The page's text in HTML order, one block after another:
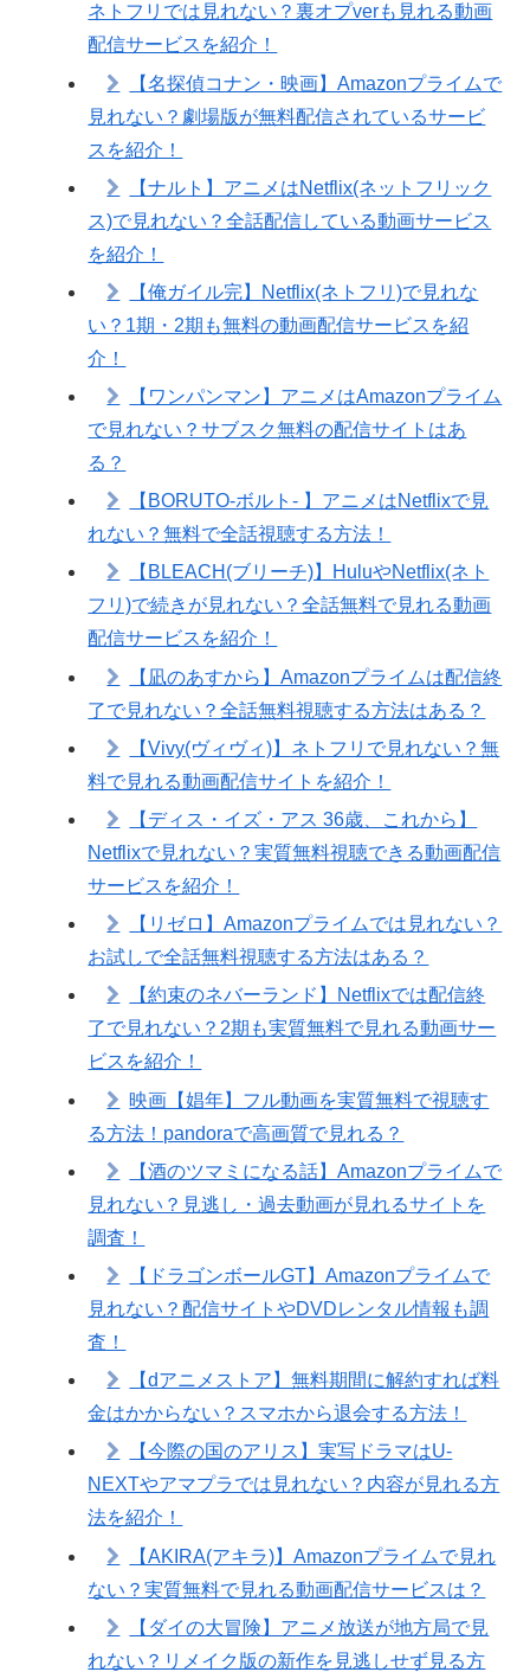
ネトフリでは見れない？裏オプverも見れる動画
配信サービスを紹介！
【名探偵コナン・映画】Amazonプライムで
見れない？劇場版が無料配信されているサービ
スを紹介！
【ナルト】アニメはNetflix(ネットフリック
ス)で見れない？全話配信している動画サービス
を紹介！
【俺ガイル完】Netflix(ネトフリ)で見れな
い？1期・2期も無料の動画配信サービスを紹
介！
【ワンパンマン】アニメはAmazonプライム
で見れない？サブスク無料の配信サイトはあ
る？
【BORUTO-ボルト- 】アニメはNetflixで見
れない？無料で全話視聴する方法！
【BLEACH(ブリーチ)】HuluやNetflix(ネト
フリ)で続きが見れない？全話無料で見れる動画
配信サービスを紹介！
【凪のあすから】Amazonプライムは配信終
了で見れない？全話無料視聴する方法はある？
【Vivy(ヴィヴィ)】ネトフリで見れない？無
料で見れる動画配信サイトを紹介！
【ディス・イズ・アス 36歳、これから】
Netflixで見れない？実質無料視聴できる動画配信
サービスを紹介！
【リゼロ】Amazonプライムでは見れない？
お試しで全話無料視聴する方法はある？
【約束のネバーランド】Netflixでは配信終
了で見れない？2期も実質無料で見れる動画サー
ビスを紹介！
映画【娼年】フル動画を実質無料で視聴す
る方法！pandoraで高画質で見れる？
【酒のツマミになる話】Amazonプライムで
見れない？見逃し・過去動画が見れるサイトを
調査！
【ドラゴンボールGT】Amazonプライムで
見れない？配信サイトやDVDレンタル情報も調
査！
【dアニメストア】無料期間に解約すれば料
金はかからない？スマホから退会する方法！
【今際の国のアリス】実写ドラマはU-
NEXTやアマプラでは見れない？内容が見れる方
法を紹介！
【AKIRA(アキラ)】Amazonプライムで見れ
ない？実質無料で見れる動画配信サービスは？
【ダイの大冒険】アニメ放送が地方局で見
れない？リメイク版の新作を見逃しせず見る方